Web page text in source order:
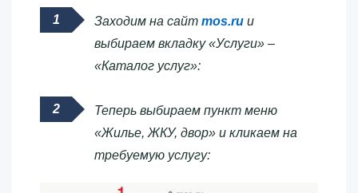
Заходим на сайт mos.ru и
выбираем вкладку «Услуги» –
«Каталог услуг»:
Теперь выбираем пункт меню
«Жилье, ЖКУ, двор» и кликаем на
требуемую услугу: